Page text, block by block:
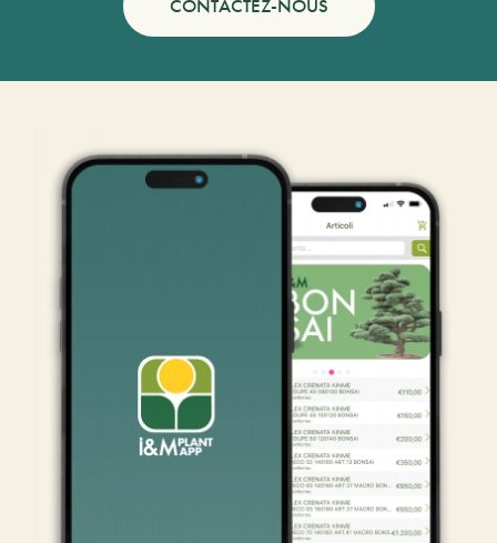
CONTACTEZ-NOUS